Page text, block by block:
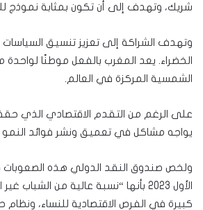
شريك، وتهدف إلى أن تكون بمثابة نموذج
وتهدف الشراكة إلى تعزيز تنسيق السياسات
الخضراء. يعد المغرب بالفعل موطنًا
الشمسية المركزة في العالم.
على الرغم من التقدم الاقتصادي الذي
يواجه مشاكل في تعميق ونشر فوائد
ولخص صندوق النقد الدولي هذه الصعوبات
الأول 2023 بأنها “نسبة عالية من
كبيرة في الفرص الاقتصادية للنساء، ونظام